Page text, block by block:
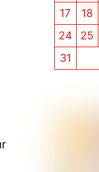
17
18
24
25
31